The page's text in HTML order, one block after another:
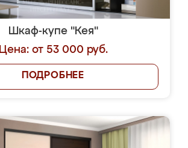
Шкаф-купе "Кея"
Цена: от 53 000 руб.
ПОДРОБНЕЕ